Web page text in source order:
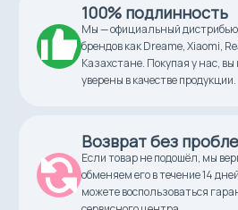
Подключение
Ethernet, USB, Wi-Fi
Потребляемая мощность
250,0 Вт
100% подлинность
Мы — официальный
брендов как Dreame, Xiaomi,
Казахстане. Покупая у нас,
уверены в качестве продукции.
Возврат без
Если товар не подошёл, мы
обменяем его в течение 14
можете воспользоваться